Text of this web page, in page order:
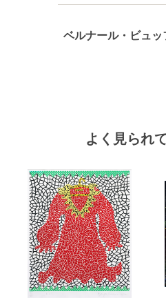
ベルナール・ビュッ
よく見られ